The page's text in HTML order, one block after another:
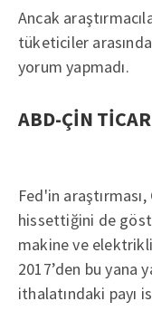
Ancak
tüketiciler arasında
yorum yapmadı.
ABD-ÇİN
Fed'in
hissettiğini de
makine ve
2017’den bu yana
ithalatındaki payı